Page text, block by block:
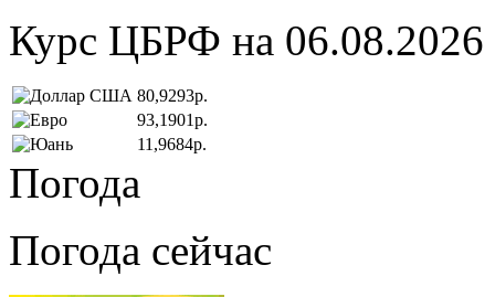
Курс ЦБРФ на 06.08.2026
80,9293р.
93,1901р.
11,9684р.
Погода
Погода сейчас